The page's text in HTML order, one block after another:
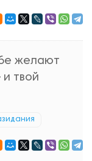
желают
твой